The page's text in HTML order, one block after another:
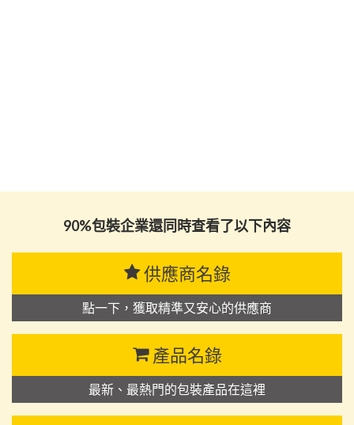
90%包裝企業還同時查看了以下內容
供應商名錄
點一下，獲取精準又安心的供應商
產品名錄
最新、最熱門的包裝產品在這裡